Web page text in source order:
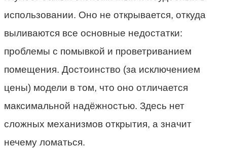
использовании. Оно не открывается, откуда
выливаются все основные недостатки:
проблемы с помывкой и проветриванием
помещения. Достоинство (за исключением
цены) модели в том, что оно отличается
максимальной надёжностью. Здесь нет
сложных механизмов открытия, а значит
нечему ломаться.